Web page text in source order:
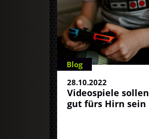
Blog
28.10.2022
Videospiele sollen
gut fürs Hirn sein